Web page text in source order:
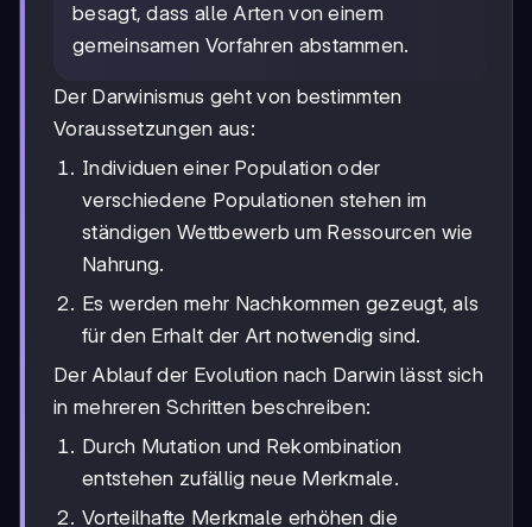
besagt, dass alle Arten von einem
gemeinsamen Vorfahren abstammen.
Der Darwinismus geht von bestimmten
Voraussetzungen aus:
Individuen einer Population oder
verschiedene Populationen stehen im
ständigen Wettbewerb um Ressourcen wie
Nahrung.
Es werden mehr Nachkommen gezeugt, als
für den Erhalt der Art notwendig sind.
Der Ablauf der Evolution nach Darwin lässt sich
in mehreren Schritten beschreiben:
Durch Mutation und Rekombination
entstehen zufällig neue Merkmale.
Vorteilhafte Merkmale erhöhen die